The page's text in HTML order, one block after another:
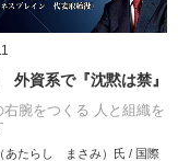
資系で『沈黙は禁』
右腕をつくる 人と組織を
たらし まさみ）氏 / 国際